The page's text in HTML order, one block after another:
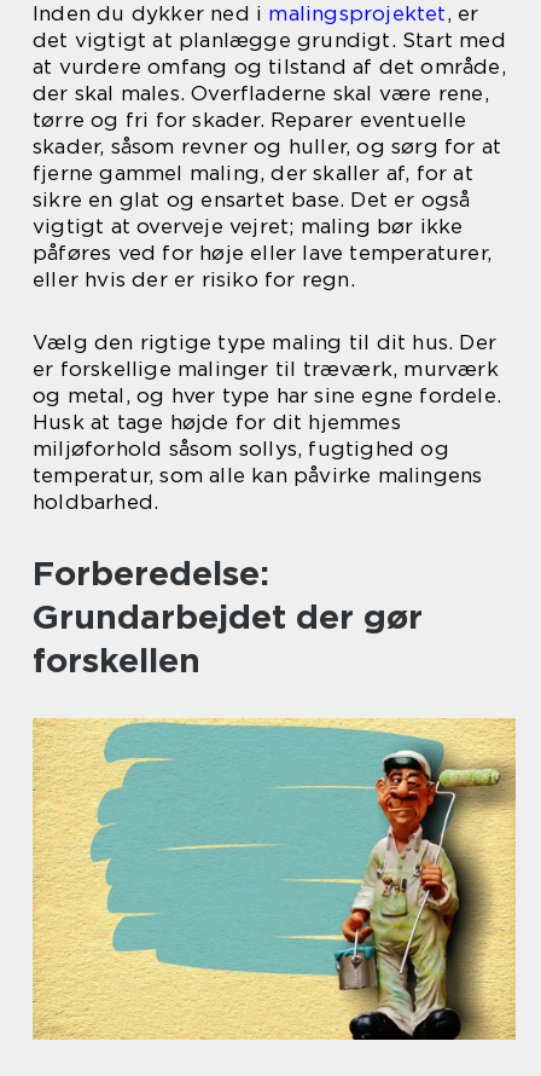
Inden du dykker ned i malingsprojektet, er
det vigtigt at planlægge grundigt. Start med
at vurdere omfang og tilstand af det område,
der skal males. Overfladerne skal være rene,
tørre og fri for skader. Reparer eventuelle
skader, såsom revner og huller, og sørg for at
fjerne gammel maling, der skaller af, for at
sikre en glat og ensartet base. Det er også
vigtigt at overveje vejret; maling bør ikke
påføres ved for høje eller lave temperaturer,
eller hvis der er risiko for regn.
Vælg den rigtige type maling til dit hus. Der
er forskellige malinger til træværk, murværk
og metal, og hver type har sine egne fordele.
Husk at tage højde for dit hjemmes
miljøforhold såsom sollys, fugtighed og
temperatur, som alle kan påvirke malingens
holdbarhed.
Forberedelse:
Grundarbejdet der gør
forskellen